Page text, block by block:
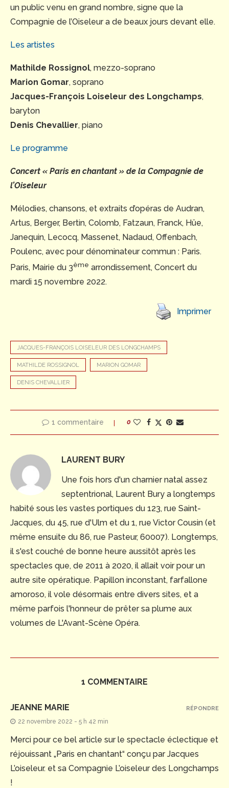
un public venu en grand nombre, signe que la
Compagnie de l’Oiseleur a de beaux jours devant elle.
Les artistes
Mathilde Rossignol, mezzo-soprano
Marion Gomar, soprano
Jacques-François Loiseleur des Longchamps,
baryton
Denis Chevallier, piano
Le programme
Concert « Paris en chantant » de la Compagnie de
l’Oiseleur
Mélodies, chansons, et extraits d’opéras de Audran,
Artus, Berger, Bertin, Colomb, Fatzaun, Franck, Hüe,
Janequin, Lecocq, Massenet, Nadaud, Offenbach,
Poulenc, avec pour dénominateur commun : Paris.
Paris, Mairie du 3ème arrondissement, Concert du
mardi 15 novembre 2022.
Imprimer
JACQUES-FRANÇOIS LOISELEUR DES LONGCHAMPS
MATHILDE ROSSIGNOL MARION GOMAR
DENIS CHEVALLIER
1 commentaire 0
LAURENT BURY
Une fois hors d'un charnier natal assez
septentrional, Laurent Bury a longtemps
habité sous les vastes portiques du 123, rue Saint-
Jacques, du 45, rue d'Ulm et du 1, rue Victor Cousin (et
même ensuite du 86, rue Pasteur, 60007). Longtemps,
il s'est couché de bonne heure aussitôt après les
spectacles que, de 2011 à 2020, il allait voir pour un
autre site opératique. Papillon inconstant, farfallone
amoroso, il vole désormais entre divers sites, et a
même parfois l'honneur de prêter sa plume aux
volumes de L'Avant-Scène Opéra.
1 COMMENTAIRE
JEANNE MARIE
22 novembre 2022 - 5 h 42 min
Merci pour ce bel article sur le spectacle éclectique et
réjouissant „Paris en chantant“ conçu par Jacques
L’oiseleur. et sa Compagnie L’oiseleur des Longchamps
!
RÉPONDRE